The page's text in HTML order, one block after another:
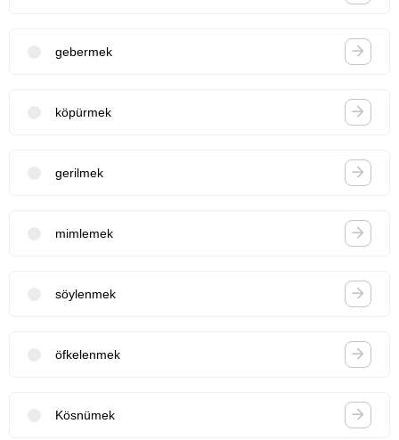
gebermek
köpürmek
gerilmek
mimlemek
söylenmek
öfkelenmek
Kösnümek